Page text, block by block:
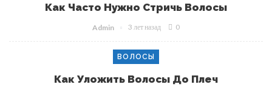
Как Часто Нужно Стричь Волосы
Admin 3 лет назад 0
ВОЛОСЫ
Как Уложить Волосы До Плеч